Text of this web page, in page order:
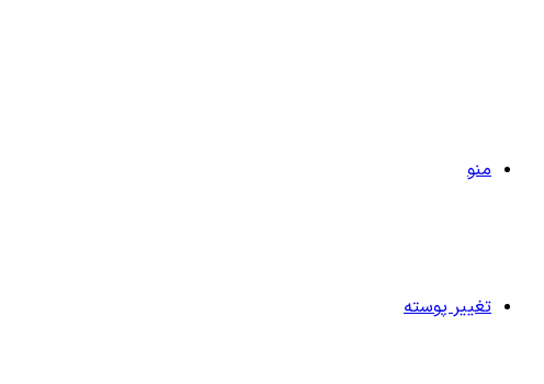
منو
تغییر پوسته